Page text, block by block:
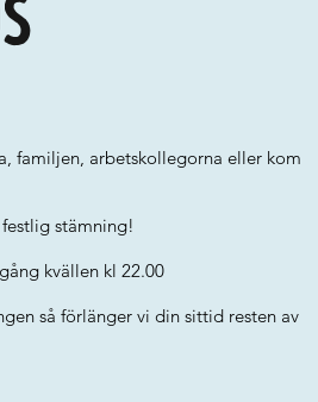
familjen, arbetskollegorna eller kom
stämning!
kvällen kl 22.00
så förlänger vi din sittid resten av